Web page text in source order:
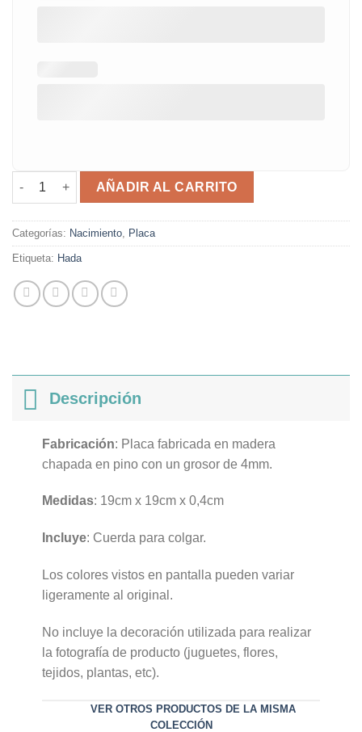
Placa de nacimiento hada cantidad
AÑADIR AL CARRITO
Categorías: Nacimiento Placa
Etiqueta: Hada
Descripción
Fabricación: Placa fabricada en madera
chapada en pino con un grosor de 4mm.
Medidas: 19cm x 19cm x 0,4cm
Incluye: Cuerda para colgar.
Los colores vistos en pantalla pueden variar
ligeramente al original.
No incluye la decoración utilizada para realizar
la fotografía de producto (juguetes, flores,
tejidos, plantas, etc).
VER OTROS PRODUCTOS DE LA MISMA
COLECCIÓN